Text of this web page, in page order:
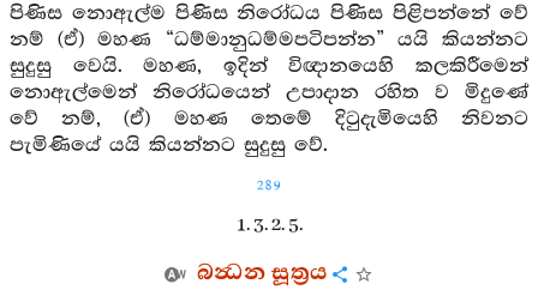
පිණිස නොඇල්ම පිණිස නිරෝධය පිණිස පිළිපන්නේ වේ
නම් (ඒ) මහණ “ධම්මානුධම්මපටිපන්න” යයි කියන්නට
සුදුසු වෙයි. මහණ, ඉදින් විඥානයෙහි කලකිරීමෙන්
නොඇල්මෙන් නිරෝධයෙන් උපාදාන රහිත ව මිදුණේ
වේ නම්, (ඒ) මහණ තෙමේ දිටුදැමියෙහි නිවනට
පැමිණියේ යයි කියන්නට සුදුසු වේ.
289
1. 3. 2. 5.
බන්‍ධන සූත්‍රය